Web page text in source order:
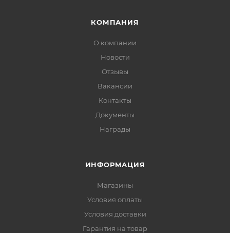
КОМПАНИЯ
О компании
Новости
Отзывы
Вакансии
Контакты
Документы
Награды
ИНФОРМАЦИЯ
Магазины
Условия оплаты
Условия доставки
Гарантия на товар